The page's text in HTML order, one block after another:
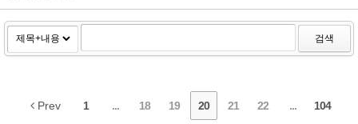
검색
Prev 1 ... 18 19 20 21 22 ... 104